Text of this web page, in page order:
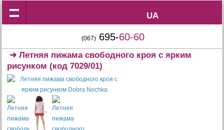
UA
UA
(067) 695-60-60
➜Летняя пижама свободного кроя с ярким
рисунком (код 7029/01)